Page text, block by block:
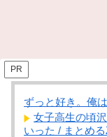
PR
ずっと好き。俺
女子高生の頃
いった / まとめ